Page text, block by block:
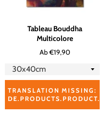
Tableau Bouddha
Multicolore
Ab €19,90
TRANSLATION MISSING: